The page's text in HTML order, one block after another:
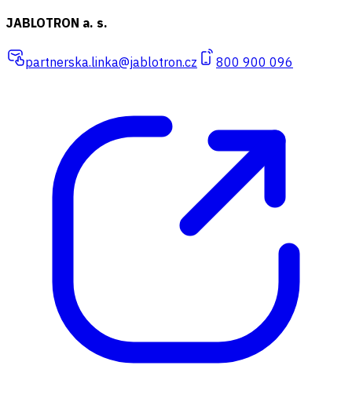
JABLOTRON a. s.
partnerska.linka@jablotron.cz 800 900 096